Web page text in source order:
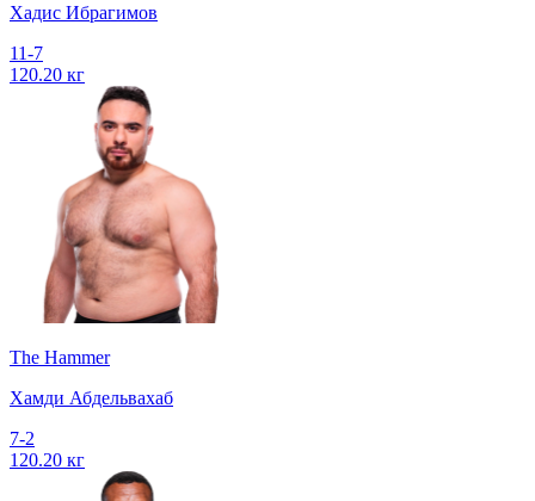
Хадис Ибрагимов
11-7
120.20 кг
The Hammer
Хамди Абдельвахаб
7-2
120.20 кг